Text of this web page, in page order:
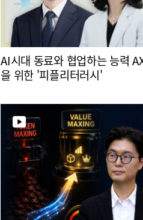
AI시대 동료와 협업하는 능력
을 위한 '피플리터러시'